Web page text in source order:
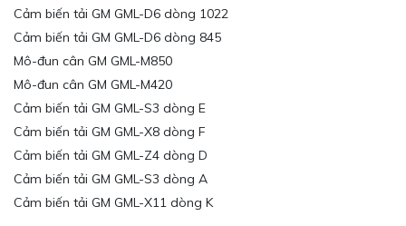
Cảm biến tải GM GML-D6 dòng 1022
Cảm biến tải GM GML-D6 dòng 845
Mô-đun cân GM GML-M850
Mô-đun cân GM GML-M420
Cảm biến tải GM GML-S3 dòng E
Cảm biến tải GM GML-X8 dòng F
Cảm biến tải GM GML-Z4 dòng D
Cảm biến tải GM GML-S3 dòng A
Cảm biến tải GM GML-X11 dòng K